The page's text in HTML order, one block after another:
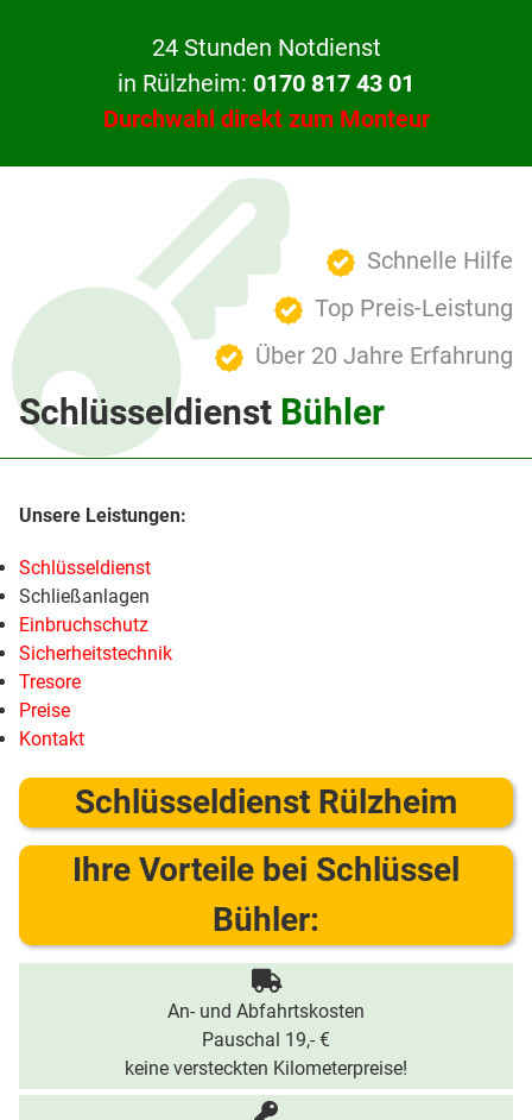
24 Stunden Notdienst
in Rülzheim: 0170 817 43 01
Durchwahl direkt zum Monteur
Schnelle Hilfe
Top Preis-Leistung
Über 20 Jahre Erfahrung
Schlüsseldienst Bühler
Schlüsseldienst
Schließanlagen
Einbruchschutz
Sicherheitstechnik
Tresore
Preise
Kontakt
Schlüsseldienst Rülzheim
Ihre Vorteile bei Schlüssel
Bühler:
An- und Abfahrtskosten
Pauschal 19,- €
keine versteckten Kilometerpreise!